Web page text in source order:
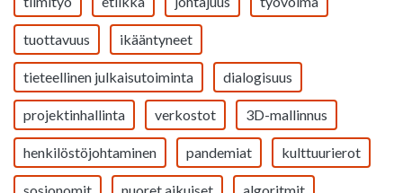
tuottavuus ikääntyneet
tieteellinen julkaisutoiminta dialogisuus
projektinhallinta verkostot 3D-mallinnus
henkilöstöjohtaminen pandemiat kulttuurierot